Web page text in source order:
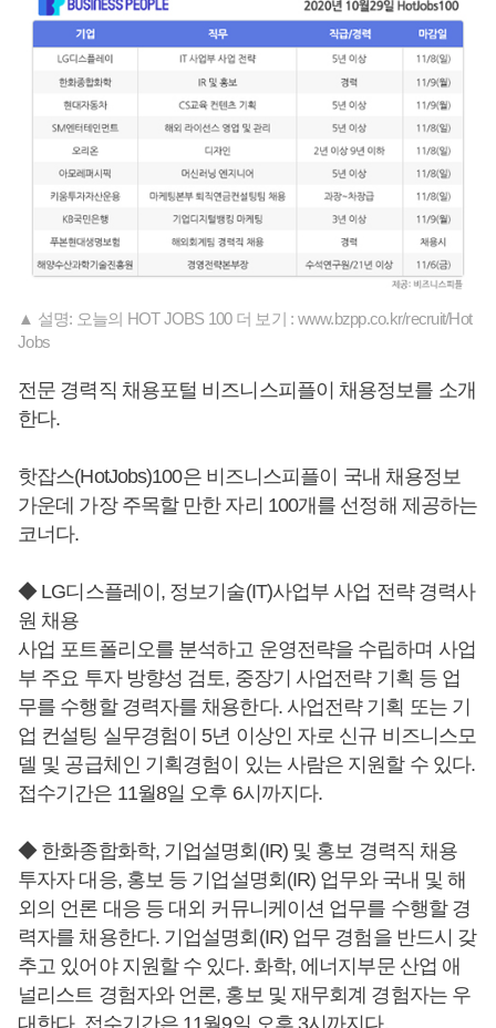
▲ 설명: 오늘의 HOT JOBS 100 더 보기 : www.bzpp.co.kr/recruit/Hot
Jobs
전문 경력직 채용포털 비즈니스피플이 채용정보를 소개
한다.
핫잡스(HotJobs)100은 비즈니스피플이 국내 채용정보
가운데 가장 주목할 만한 자리 100개를 선정해 제공하는
코너다.
◆ LG디스플레이, 정보기술(IT)사업부 사업 전략 경력사
원 채용
사업 포트폴리오를 분석하고 운영전략을 수립하며 사업
부 주요 투자 방향성 검토, 중장기 사업전략 기획 등 업
무를 수행할 경력자를 채용한다. 사업전략 기획 또는 기
업 컨설팅 실무경험이 5년 이상인 자로 신규 비즈니스모
델 및 공급체인 기획경험이 있는 사람은 지원할 수 있다.
접수기간은 11월8일 오후 6시까지다.
◆ 한화종합화학, 기업설명회(IR) 및 홍보 경력직 채용
투자자 대응, 홍보 등 기업설명회(IR) 업무와 국내 및 해
외의 언론 대응 등 대외 커뮤니케이션 업무를 수행할 경
력자를 채용한다. 기업설명회(IR) 업무 경험을 반드시 갖
추고 있어야 지원할 수 있다. 화학, 에너지부문 산업 애
널리스트 경험자와 언론, 홍보 및 재무회계 경험자는 우